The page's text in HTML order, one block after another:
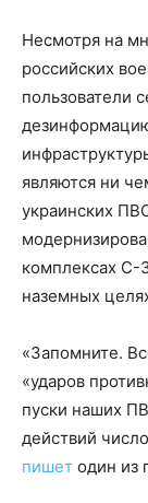
Несмотря на
российских
пользователи
являются ни
украинских
комплексах С-
наземных
«Запомните.
«ударов
пуски наших
действий
пишет один из